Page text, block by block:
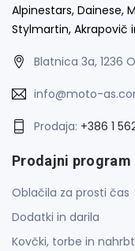
Alpinestars, Dainese,
Stylmartin, Akrapovič
Blatnica 3a, 1236
info@moto-
Prodaja: +386 1
Prodajni program
Oblačila za prosti čas
Dodatki in darila
Kovčki, torbe in